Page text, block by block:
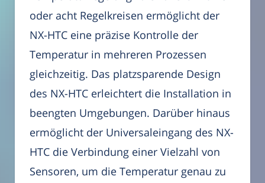
oder acht Regelkreisen ermöglicht der
NX-HTC eine präzise Kontrolle der
Temperatur in mehreren Prozessen
gleichzeitig. Das platzsparende Design
des NX-HTC erleichtert die Installation in
beengten Umgebungen. Darüber hinaus
ermöglicht der Universaleingang des NX-
HTC die Verbindung einer Vielzahl von
Sensoren, um die Temperatur genau zu